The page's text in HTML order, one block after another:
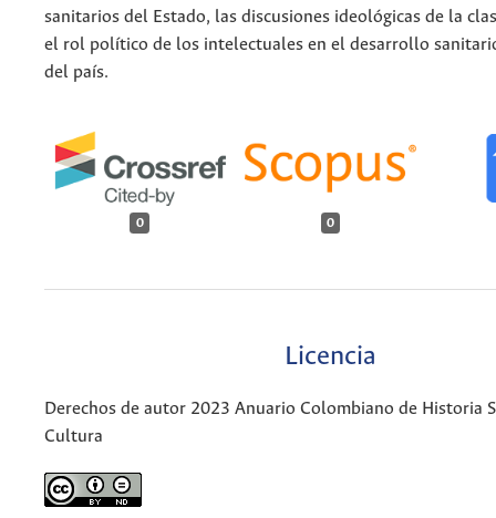
sanitarios del Estado, las discusiones ideológicas de la
el rol político de los intelectuales en el desarrollo
del país.
0 0
Licencia
Derechos de autor 2023 Anuario Colombiano de Historia
Cultura